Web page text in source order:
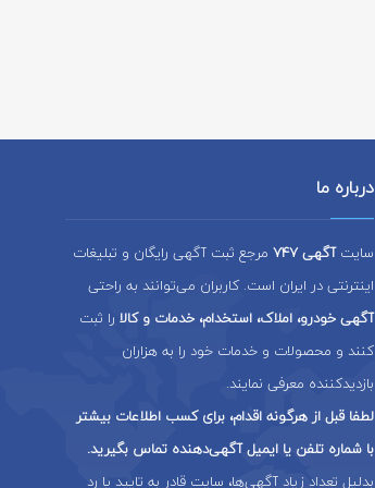
درباره ما
سایتآگهی 747
مرجع ثبت آگهی رایگان و تبلیغات
اینترنتی در ایران است. کاربران می‌توانند به راحتی
آگهی خودرو، املاک، استخدام، خدمات و کالا را ثبت
کنند و محصولات و خدمات خود را به هزاران
بازدیدکننده معرفی نمایند.
لطفا قبل از هرگونه اقدام، برای کسب اطلاعات بیشتر
با شماره تلفن یا ایمیل آگهی‌دهنده تماس بگیرید.
بدلیل تعداد زیاد آگهی‌ها، سایت قادر به تایید یا رد